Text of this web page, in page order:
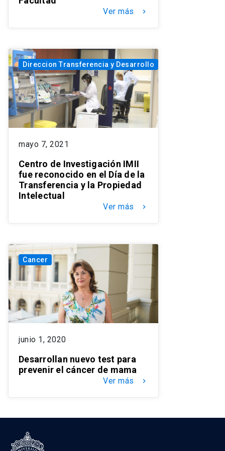
Ver más keyboard_arrow_right
Direccion Transferencia y Desarrollo
mayo 7, 2021
Centro de Investigación IMII
fue reconocido en el Día de la
Transferencia y la Propiedad
Intelectual
Ver más keyboard_arrow_right
Cancer
junio 1, 2020
Desarrollan nuevo test para
prevenir el cáncer de mama
Ver más keyboard_arrow_right